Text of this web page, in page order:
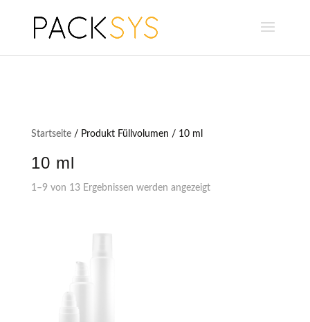
Startseite/ Produkt Füllvolumen / 10 ml
10 ml
1–9 von 13 Ergebnissen werden angezeigt